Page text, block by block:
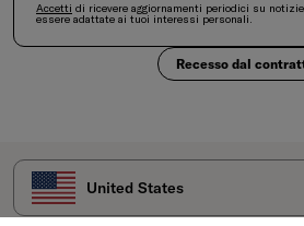
Accetti di ricevere aggiornamenti periodici su
essere adattate ai tuoi interessi personali.
Recesso dal
Seleziona il tuo paese
United States